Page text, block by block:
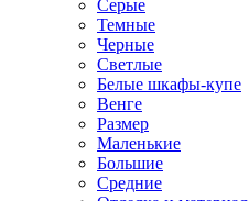
Серые
Темные
Черные
Светлые
Белые шкафы-купе
Венге
Размер
Маленькие
Большие
Средние